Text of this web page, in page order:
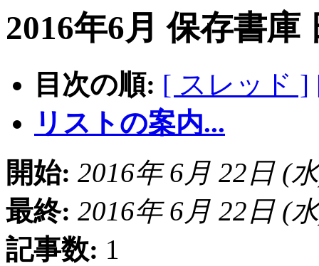
2016年6月 保存書庫
目次の順: [ スレッド ]
リストの案内...
開始: 2016年 6月 22日 (
最終: 2016年 6月 22日 (
記事数: 1